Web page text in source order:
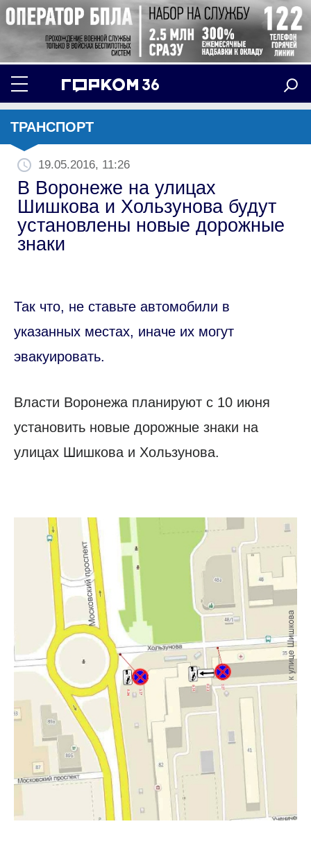
ТРАНСПОРТ
19.05.2016, 11:26
В Воронеже на улицах
Шишкова и Хользунова будут
установлены новые дорожные
знаки
Так что, не ставьте автомобили в
указанных местах, иначе их могут
эвакуировать.
Власти Воронежа планируют с 10 июня
установить новые дорожные знаки на
улицах Шишкова и Хользунова.